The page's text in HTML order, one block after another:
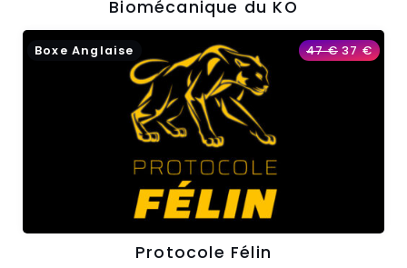
Biomécanique du KO
Boxe Anglaise 47€ 37€
Protocole Félin